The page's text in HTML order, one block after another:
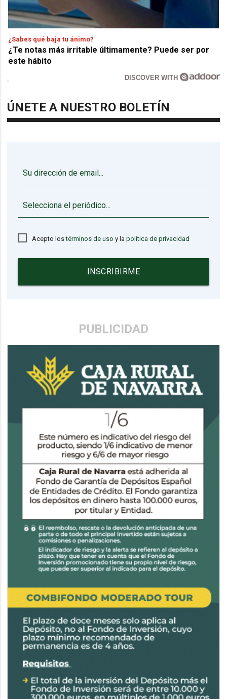
¿Sabes qué baja tu ánimo?
¿Te notas más irritable últimamente? Puede ser por
este hábito
DISCOVER WITH
ÚNETE A NUESTRO BOLETÍN
Acepto lostérminos de uso y lapolítica de privacidad
INSCRIBIRME
PUBLICIDAD